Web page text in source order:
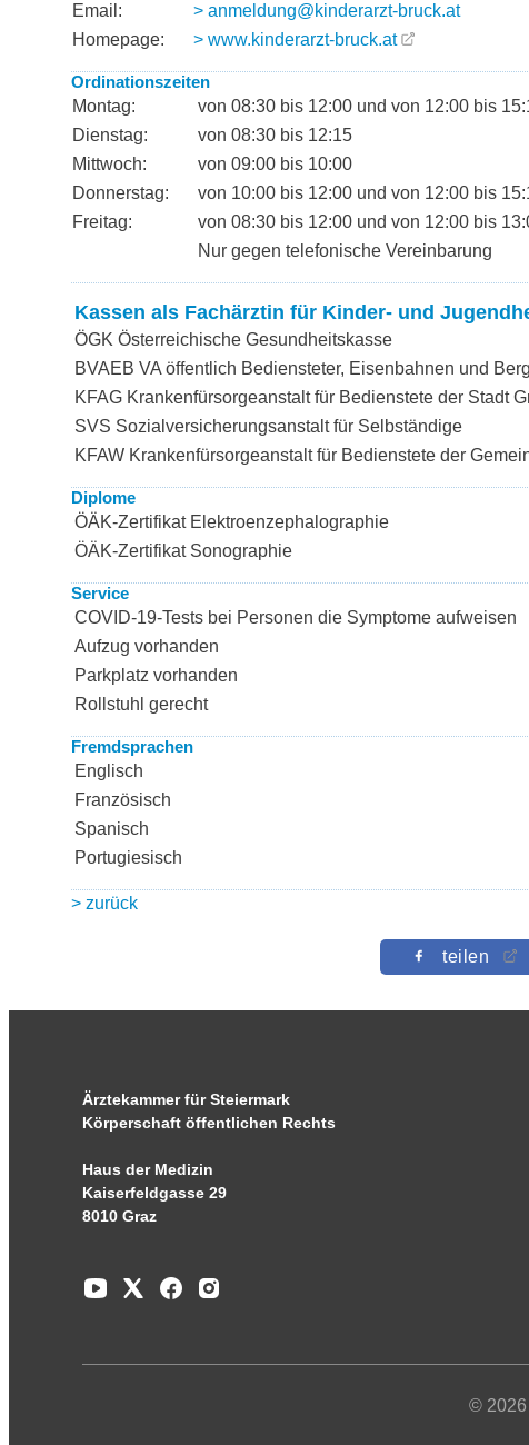
Email:
> anmeldung@kinderarzt-bruck.at
Homepage:
> www.kinderarzt-bruck.at
Ordinationszeiten
Montag:
von 08:30 bis 12:00 und von 12:00 bis
Dienstag:
von 08:30 bis 12:15
Mittwoch:
von 09:00 bis 10:00
Donnerstag:
von 10:00 bis 12:00 und von 12:00 bis
Freitag:
von 08:30 bis 12:00 und von 12:00 bis
Nur gegen telefonische Vereinbarung
Kassen als Fachärztin für Kinder- und
ÖGK Österreichische Gesundheitskasse
BVAEB VA öffentlich Bediensteter, Eisenbahnen und
KFAG Krankenfürsorgeanstalt für Bedienstete der Stadt
SVS Sozialversicherungsanstalt für Selbständige
KFAW Krankenfürsorgeanstalt für Bedienstete der
Diplome
ÖÄK-Zertifikat Elektroenzephalographie
ÖÄK-Zertifikat Sonographie
Service
COVID-19-Tests bei Personen die Symptome aufweisen
Aufzug vorhanden
Parkplatz vorhanden
Rollstuhl gerecht
Fremdsprachen
Englisch
Französisch
Spanisch
Portugiesisch
> zurück
teilen
Ärztekammer für Steiermark
Körperschaft öffentlichen Rechts
Haus der Medizin
Kaiserfeldgasse 29
8010 Graz
© 2026